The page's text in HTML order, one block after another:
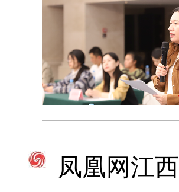
凤凰网江西